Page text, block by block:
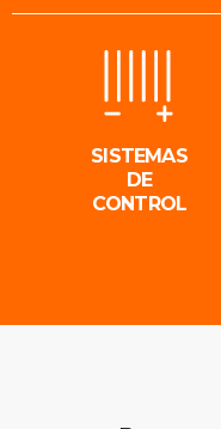
SISTEMAS
DE
CONTROL